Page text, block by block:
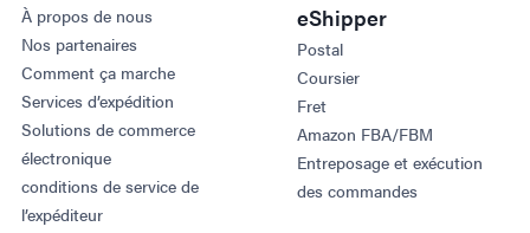
À propos de nous
Nos partenaires
Comment ça marche
Services d’expédition
Solutions de commerce
électronique
conditions de service de
l’expéditeur
eShipper
Postal
Coursier
Fret
Amazon FBA/FBM
Entreposage et exécution
des commandes